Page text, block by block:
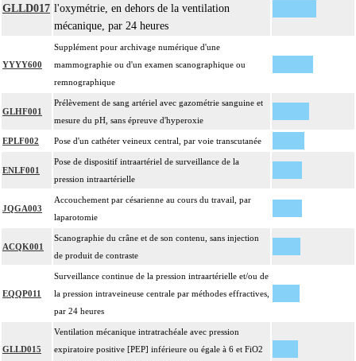
GLLD017 l'oxymétrie, en dehors de la ventilation
mécanique, par 24 heures
YYYY600
Supplément pour archivage numérique d'une
mammographie ou d'un examen scanographique ou
remnographique
GLHF001
Prélèvement de sang artériel avec gazométrie sanguine et
mesure du pH, sans épreuve d'hyperoxie
EPLF002 Pose d'un cathéter veineux central, par voie transcutanée
ENLF001
Pose de dispositif intraartériel de surveillance de la
pression intraartérielle
JQGA003
Accouchement par césarienne au cours du travail, par
laparotomie
ACQK001
Scanographie du crâne et de son contenu, sans injection
de produit de contraste
EQQP011
Surveillance continue de la pression intraartérielle et/ou de
la pression intraveineuse centrale par méthodes effractives,
par 24 heures
GLLD015
Ventilation mécanique intratrachéale avec pression
expiratoire positive [PEP] inférieure ou égale à 6 et FiO2